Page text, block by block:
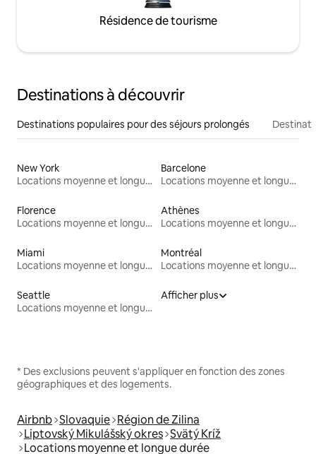
Résidence de tourisme
Destinations à découvrir
Destinations populaires pour des séjours prolongés
New York
Locations moyenne et longue durée
Barcelone
Locations moyenne et longue durée
Florence
Locations moyenne et longue durée
Athènes
Locations moyenne et longue durée
Miami
Locations moyenne et longue durée
Montréal
Locations moyenne et longue durée
Seattle
Locations moyenne et longue durée
Afficher plus
* Des exclusions peuvent s'appliquer en fonction des zones
géographiques et des logements.
Airbnb Slovaquie Région de Zilina
Liptovský Mikulášský okres Svätý Kríž
Locations moyenne et longue durée